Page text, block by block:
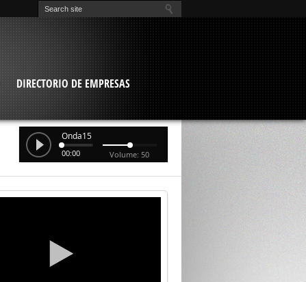
DIRECTORIO DE EMPRESAS
Onda15
00:00 Volume: 50